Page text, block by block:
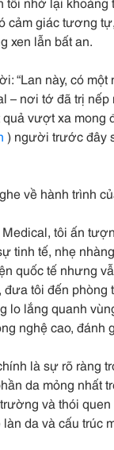
cảm giác tương
xen lẫn bất an.
“Lan này, có
– nơi tớ đã trị
vượt xa mong
) người trước đây
về hành trình
tôi ấn
tinh tế, nhẹ
quốc tế nhưng
tôi đến
lo lắng quanh
nghệ cao,
là sự rõ ràng
da mỏng nhất
và thói
da và cấu trúc